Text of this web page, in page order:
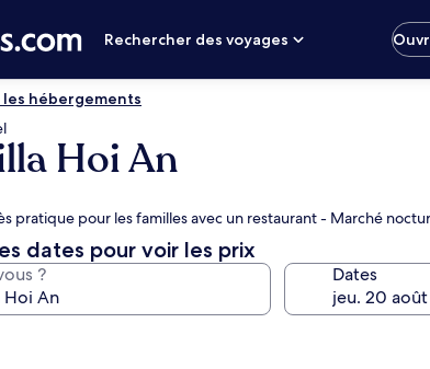
Rechercher des voyages
hébergements
Hoi An
pratique pour les familles avec un restaurant - Marché
dates pour voir les prix
? Dates